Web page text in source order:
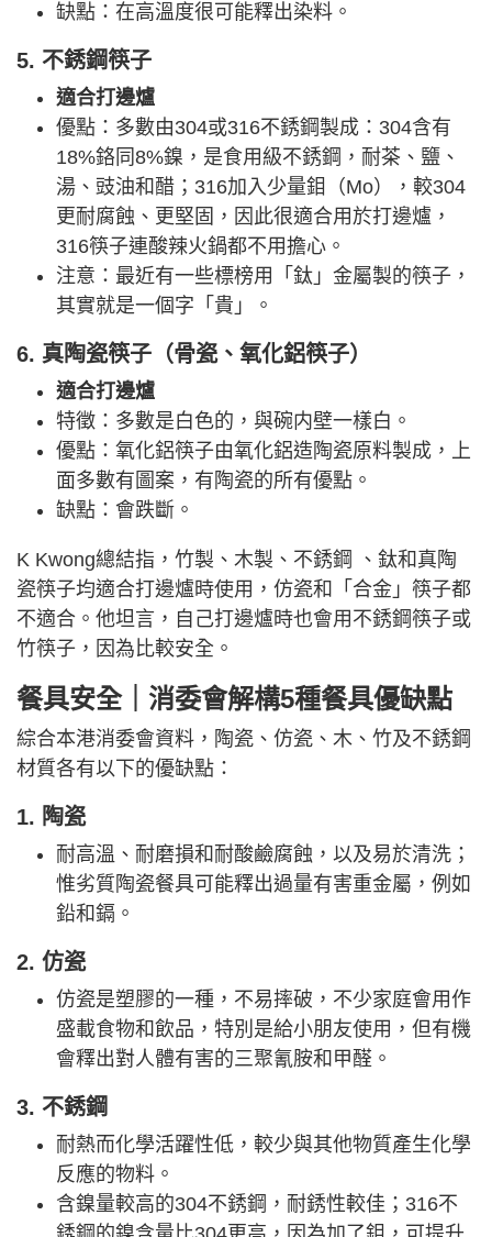
缺點：在高溫度很可能釋出染料。
5. 不銹鋼筷子
適合打邊爐
優點：多數由304或316不銹鋼製成：304含有
18%鉻同8%鎳，是食用級不銹鋼，耐茶、鹽、
湯、豉油和醋；316加入少量鉬（Mo），較304
更耐腐蝕、更堅固，因此很適合用於打邊爐，
316筷子連酸辣火鍋都不用擔心。
注意：最近有一些標榜用「鈦」金屬製的筷子，
其實就是一個字「貴」。
6. 真陶瓷筷子（骨瓷、氧化鋁筷子）
適合打邊爐
特徵：多數是白色的，與碗内壁一樣白。
優點：氧化鋁筷子由氧化鋁造陶瓷原料製成，上
面多數有圖案，有陶瓷的所有優點。
缺點：會跌斷。
K Kwong總結指，竹製、木製、不銹鋼 、鈦和真陶
瓷筷子均適合打邊爐時使用，仿瓷和「合金」筷子都
不適合。他坦言，自己打邊爐時也會用不銹鋼筷子或
竹筷子，因為比較安全。
餐具安全｜ 消委會解構5種餐具優缺點
綜合本港消委會資料，陶瓷、仿瓷、木、竹及不銹鋼
材質各有以下的優缺點：
1. 陶瓷
耐高溫、耐磨損和耐酸鹼腐蝕，以及易於清洗；
惟劣質陶瓷餐具可能釋出過量有害重金屬，例如
鉛和鎘。
2. 仿瓷
仿瓷是塑膠的一種，不易摔破，不少家庭會用作
盛載食物和飲品，特別是給小朋友使用，但有機
會釋出對人體有害的三聚氰胺和甲醛。
3. 不銹鋼
耐熱而化學活躍性低，較少與其他物質產生化學
反應的物料。
含鎳量較高的304不銹鋼，耐銹性較佳；316不